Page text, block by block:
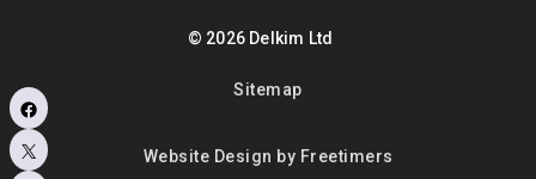
© 2026 Delkim Ltd
Sitemap
Website Design by Freetimers
Facebook
X